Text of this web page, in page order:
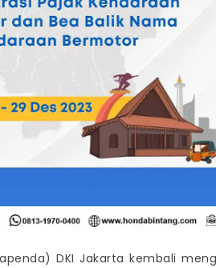
DKI Jakarta kembali